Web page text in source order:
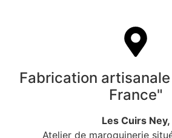
Fabrication
France"
Les Cuirs Ney,
Atelier de maroquinerie